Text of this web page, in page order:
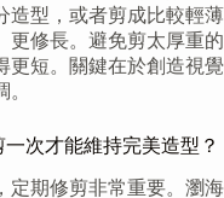
造型，或者剪成比較輕薄
更修長。避免剪太厚重的
更短。關鍵在於創造視覺
次才能維持完美造型？
定期修剪非常重要。瀏海